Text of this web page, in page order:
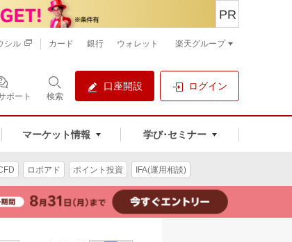
ポート 検索
口座開設 ログイン
マーケット情報 学び･セミナー
PR
シル カード 銀行 ウォレット 楽天グループ
ロボアド ポイント投資 IFA(運用相談)